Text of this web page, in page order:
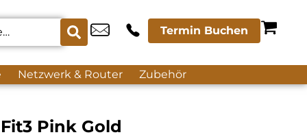
Termin Buchen
Netzwerk & Router Zubehör
Pink Gold